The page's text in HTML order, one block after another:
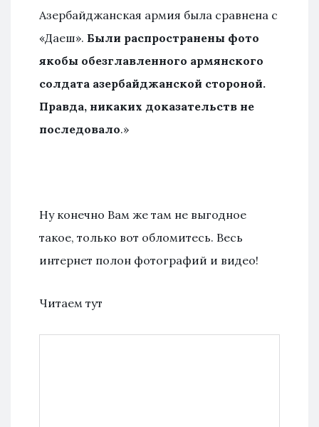
Азербайджанская армия была сравнена с
«Даеш». Были распространены фото
якобы обезглавленного армянского
солдата азербайджанской стороной.
Правда, никаких доказательств не
последовало.»
Ну конечно Вам же там не выгодное
такое, только вот обломитесь. Весь
интернет полон фотографий и видео!
Читаем тут